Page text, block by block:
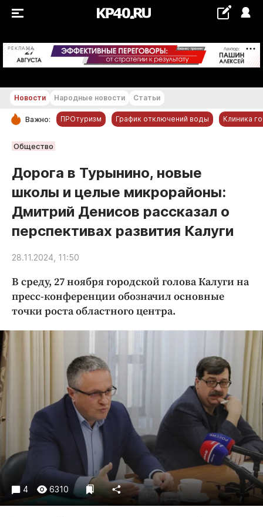
РЕКЛАМА +17...+18 °С
РУБРИКИ
Новости компаний
Статьи
Народные новости
Авто и транспорт
Благоустройство
Культура
Недвижимость и ЖКХ
Погода
Праздники
Происшествия
Спорт
Экономика и бизнес
ПРОЕКТЫ
Блоги
Издания
Новости Народные новости Статьи
Важно: ПРОтуризм График отключений воды Клиника
Общество
Дорога в Турынино, новые
школы и целые микрорайоны:
Дмитрий Денисов рассказал о
перспективах развития Калуги
28.11.2024, 11:50
В среду, 27 ноября городской голова Калуги на
пресс-конференции обозначил основные
точки роста областного центра.
4 6310